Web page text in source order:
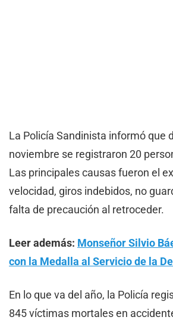
La Policía Sandinista informó que
noviembre se registraron 20
Las principales causas fueron el
velocidad, giros indebidos, no
falta de precaución al retroceder.
Leer además: Monseñor Silvio
con la Medalla al Servicio de la
En lo que va del año, la Policía
845 víctimas mortales en